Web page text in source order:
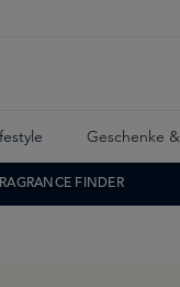
Geschenke
FINDER